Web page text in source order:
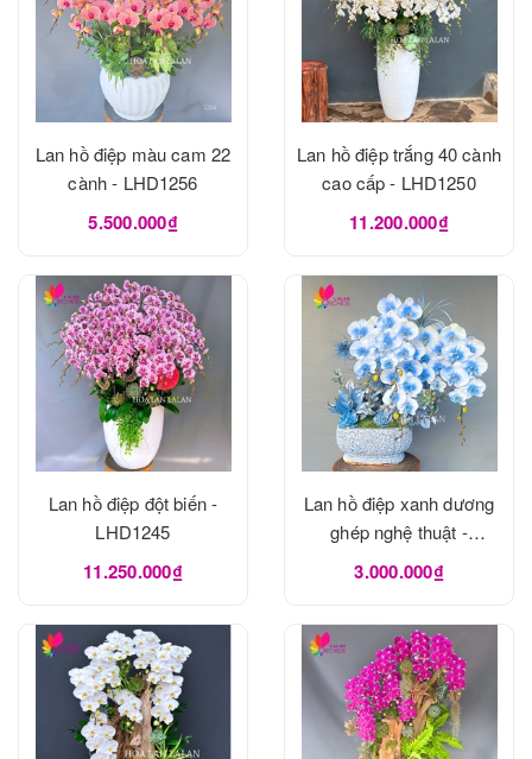
Lan hồ điệp màu cam 22
cành - LHD1256
5.500.000₫
Lan hồ điệp trắng 40 cành
cao cấp - LHD1250
11.200.000₫
Lan hồ điệp đột biến -
LHD1245
11.250.000₫
Lan hồ điệp xanh dương
ghép nghệ thuật -
LHD1240
3.000.000₫